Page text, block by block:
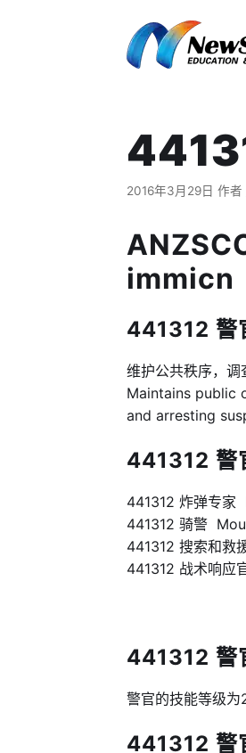
2016年3月29日 作者
immicn
441312
维护公共秩序，调
Maintains public
and arresting
441312
441312 炸弹专
441312 骑警
441312 搜索和救
441312 战术响
441312
警官的技能等级为
441312 警